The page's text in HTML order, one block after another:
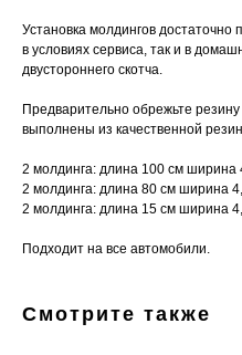
Установка молдингов
в условиях сервиса, так и в
двустороннего скотча.
Предварительно обрежьте
выполнены из качественной
2 молдинга: длина 100 см ширина
2 молдинга: длина 80 см ширина
2 молдинга: длина 15 см ширина
Подходит на все автомобили.
Смотрите также